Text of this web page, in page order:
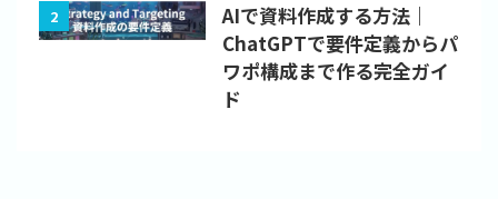
2
AIで資料作成する方法｜
ChatGPTで要件定義からパ
ワポ構成まで作る完全ガイ
ド